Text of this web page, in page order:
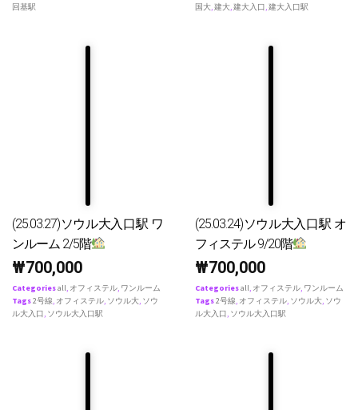
回基駅
国大,建大,建大入口,建大入口駅
(25.03.27)ソウル大入口駅 ワ
ンルーム 2/5階
₩700,000
Categoriesall, オフィステル, ワンルーム
Tags2号線, オフィステル, ソウル大, ソウ
ル大入口, ソウル大入口駅
(25.03.24)ソウル大入口駅 オ
フィステル 9/20階
₩700,000
Categoriesall, オフィステル, ワンルーム
Tags2号線, オフィステル, ソウル大, ソウ
ル大入口, ソウル大入口駅